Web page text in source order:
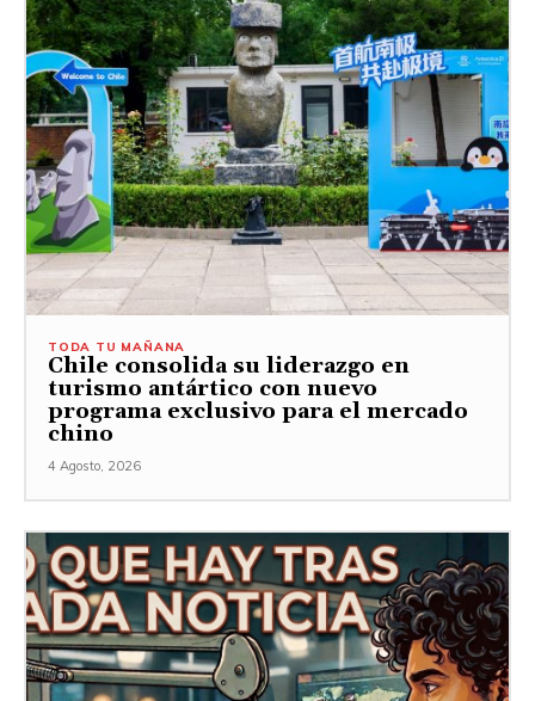
TODA TU MAÑANA
Chile consolida su liderazgo en
turismo antártico con nuevo
programa exclusivo para el mercado
chino
4 Agosto, 2026